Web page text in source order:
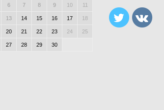
6 7 8 9 10 11
13 14 15 16 17 18
20 21 22 23 24 25
27 28 29 30